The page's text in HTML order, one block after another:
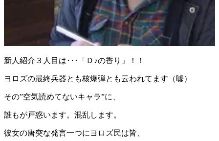
新人紹介３人目は･･･「Ｄ♪の香り」！！
ヨロズの最終兵器とも核爆弾とも云われてます（嘘）
その”空気読めてないキャラ”に、
誰もが戸惑います。混乱します。
彼女の唐突な発言一つにヨロズ民は皆、